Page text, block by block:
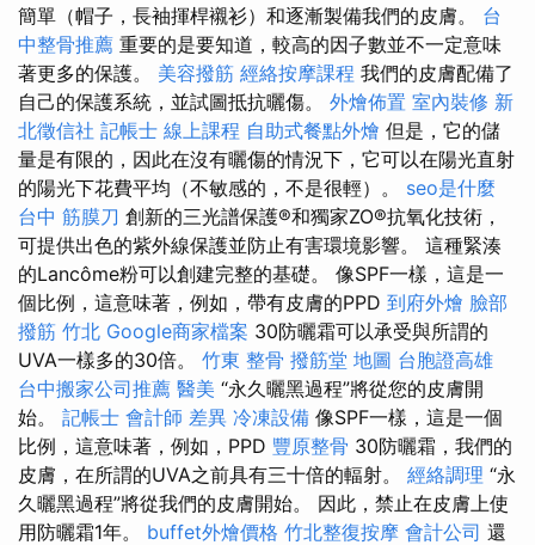
簡單（帽子，長袖揮桿襯衫）和逐漸製備我們的皮膚。 台
中整骨推薦 重要的是要知道，較高的因子數並不一定意味
著更多的保護。 美容撥筋 經絡按摩課程 我們的皮膚配備了
自己的保護系統，並試圖抵抗曬傷。 外燴佈置 室內裝修 新
北徵信社 記帳士 線上課程 自助式餐點外燴 但是，它的儲
量是有限的，因此在沒有曬傷的情況下，它可以在陽光直射
的陽光下花費平均（不敏感的，不是很輕）。 seo是什麼
台中 筋膜刀 創新的三光譜保護®和獨家ZO®抗氧化技術，
可提供出色的紫外線保護並防止有害環境影響。 這種緊湊
的Lancôme粉可以創建完整的基礎。 像SPF一樣，這是一
個比例，這意味著，例如，帶有皮膚的PPD 到府外燴 臉部
撥筋 竹北 Google商家檔案 30防曬霜可以承受與所謂的
UVA一樣多的30倍​​。 竹東 整骨 撥筋堂 地圖 台胞證高雄
台中搬家公司推薦 醫美 “永久曬黑過程”將從您的皮膚開
始。 記帳士 會計師 差異 冷凍設備 像SPF一樣，這是一個
比例，這意味著，例如，PPD 豐原整骨 30防曬霜，我們的
皮膚，在所謂的UVA之前具有三十倍的輻射。 經絡調理 “永
久曬黑過程”將從我們的皮膚開始。 因此，禁止在皮膚上使
用防曬霜1年。 buffet外燴價格 竹北整復按摩 會計公司 還